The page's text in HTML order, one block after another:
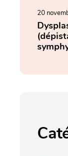
20